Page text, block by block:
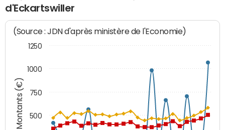
d'Eckartswiller
Montants (€)
(Source : JDN d'après ministère de l'Economie)
500
750
1000
1250